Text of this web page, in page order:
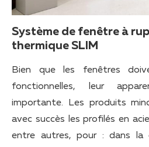
Système de fenêtre à
thermique SLIM
Bien que les fenêtres
fonctionnelles, leur
importante. Les produits
avec succès les profilés en
entre autres, pour : dans la